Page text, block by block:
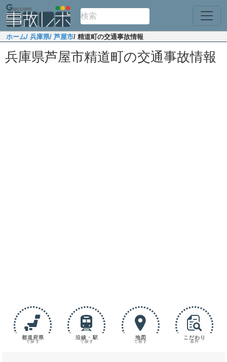
ホーム/ 兵庫県/ 芦屋市/ 精道町の交通事故情報
兵庫県芦屋市精道町の交通事故情報
都道府県
で探す
沿線・駅
で探す
地図
で探す
こだわり
条件